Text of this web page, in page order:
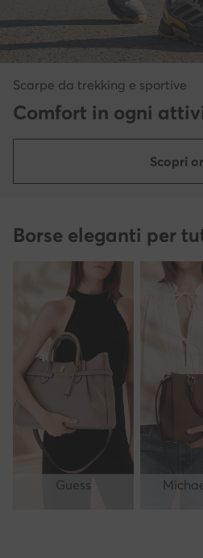
Scarpe da trekking e sportive
Comfort in ogni
Scopri
Borse eleganti per
Guess